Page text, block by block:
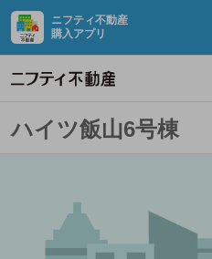
ニフティ不動産
購入アプリ
ハイツ飯山6号棟